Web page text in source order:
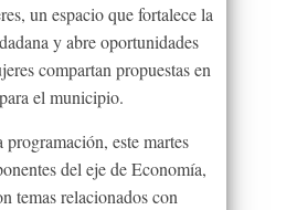
un espacio que fortalece la
y abre oportunidades
compartan propuestas en
el municipio.
este martes
del eje de Economía,
temas relacionados con